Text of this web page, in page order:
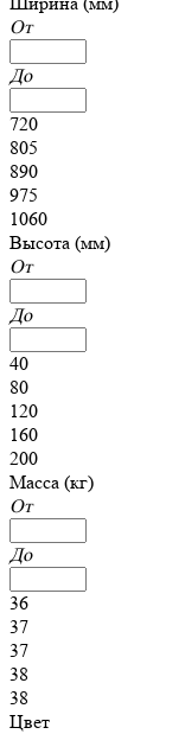
От
До
720
805
890
975
1060
Высота (мм)
От
До
40
80
120
160
200
Масса (кг)
От
До
36
37
37
38
38
Цвет